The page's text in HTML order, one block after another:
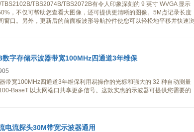
TBS2074B/TBS2072B有令人印象深刻的 9 英寸 WVGA 显示
，不仅可帮助您查看大图像，还可提供更清晰的图像。5M点记录长度
口。另外，更新后的前面板波形导航控件使您可以轻松地平移并快速浏
字存储示波器带宽100MHz四通道3年维保
带宽100MHz四通道3年维保利用易操作的光标和强大的 32 种自动测量
BaseT 以太网端口共享更多信号。这款实惠的示波器可提供您需要的
电流探头30M带宽示波器通用